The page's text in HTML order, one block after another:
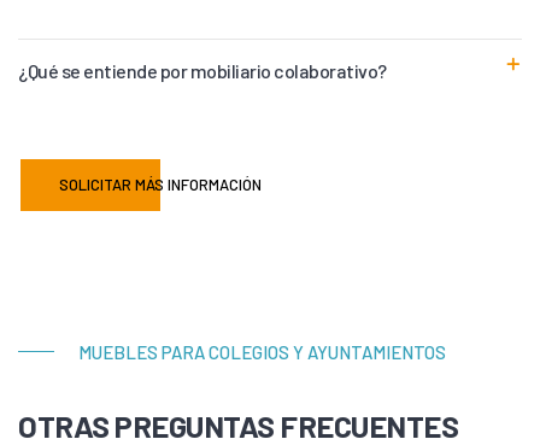
¿Qué se entiende por mobiliario colaborativo?
SOLICITAR MÁS INFORMACIÓN
MUEBLES PARA COLEGIOS Y AYUNTAMIENTOS
OTRAS PREGUNTAS FRECUENTES